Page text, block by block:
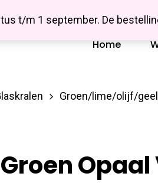
t/m 1 september. De
Home
Groen/lime/olijf/geel
Groen